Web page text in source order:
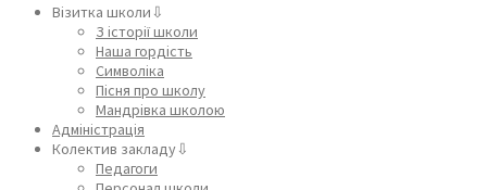
Візитка школи⇩
З історії школи
Наша гордість
Символіка
Пісня про школу
Мандрівка школою
Адміністрація
Колектив закладу⇩
Педагоги